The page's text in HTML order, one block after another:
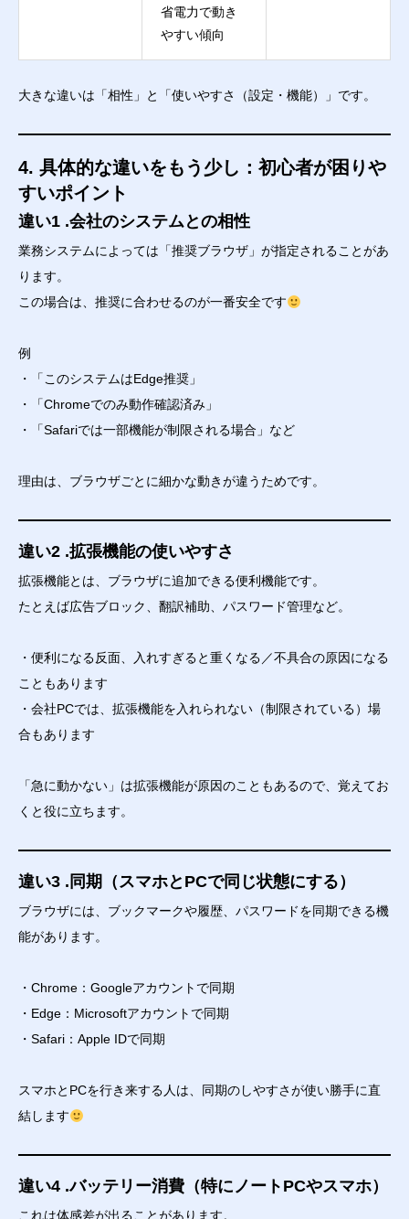
省電力で動き
やすい傾向
大きな違いは「相性」と「使いやすさ（設定・機能）」です。
4. 具体的な違いをもう少し：初心者が困りや
すいポイント
違い1 .会社のシステムとの相性
業務システムによっては「推奨ブラウザ」が指定されることがあ
ります。
この場合は、推奨に合わせるのが一番安全です
例
・「このシステムはEdge推奨」
・「Chromeでのみ動作確認済み」
・「Safariでは一部機能が制限される場合」など
理由は、ブラウザごとに細かな動きが違うためです。
違い2 .拡張機能の使いやすさ
拡張機能とは、ブラウザに追加できる便利機能です。
たとえば広告ブロック、翻訳補助、パスワード管理など。
・便利になる反面、入れすぎると重くなる／不具合の原因になる
こともあります
・会社PCでは、拡張機能を入れられない（制限されている）場
合もあります
「急に動かない」は拡張機能が原因のこともあるので、覚えてお
くと役に立ちます。
違い3 .同期（スマホとPCで同じ状態にする）
ブラウザには、ブックマークや履歴、パスワードを同期できる機
能があります。
・Chrome：Googleアカウントで同期
・Edge：Microsoftアカウントで同期
・Safari：Apple IDで同期
スマホとPCを行き来する人は、同期のしやすさが使い勝手に直
結します
違い4 .バッテリー消費（特にノートPCやスマホ）
これは体感差が出ることがあります。